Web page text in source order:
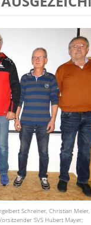
Schreiner, Christian Meier,
SVS Hubert Mayer;